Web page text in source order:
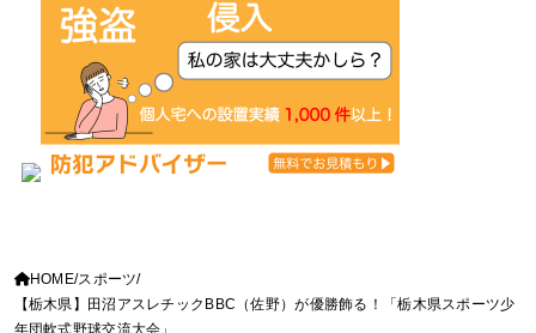
HOME スポーツ
【栃木県】田沼アスレチックBBC（佐野）が優勝飾る！「栃木県スポーツ少
年団軟式野球交流大会」